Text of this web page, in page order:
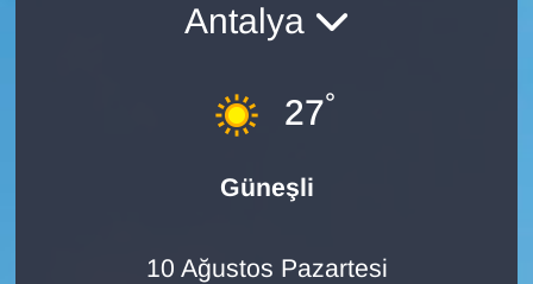
Antalya
27°
Güneşli
10 Ağustos Pazartesi